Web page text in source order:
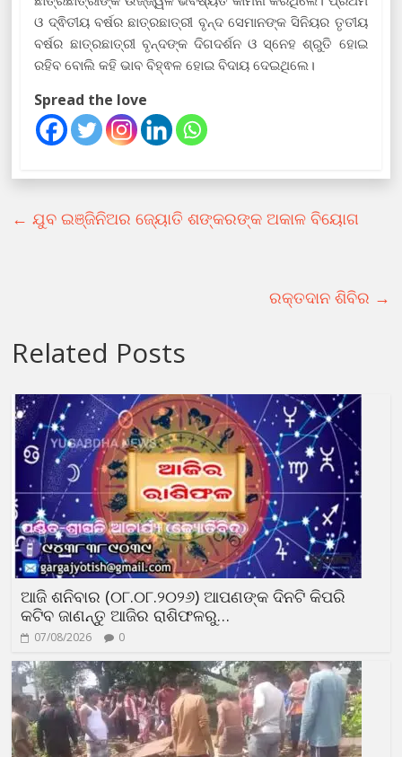
ଓ ଦ୍ଵିତୀୟ ବର୍ଷର ଛାତ୍ରଛାତ୍ରୀ ବୃନ୍ଦ ସେମାନଙ୍କ ସିନିୟର ତୃତୀୟ
ବର୍ଷର ଛାତ୍ରଛାତ୍ରୀ ବୃନ୍ଦଙ୍କ ଦିଗଦର୍ଶନ ଓ ସ୍ନେହ ଶ୍ରୁତି ହୋଇ
ରହିବ ବୋଲି କହି ଭାବ ବିହ୍ଵଳ ହୋଇ ବିଦାୟ ଦେଇଥିଲେ।
Spread the love
← ଯୁବ ଇଞ୍ଜିନିଅର ଜ୍ୟୋତି ଶଙ୍କରଙ୍କ ଅକାଳ ବିୟୋଗ
ରକ୍ତଦାନ ଶିବିର →
Related Posts
ଆଜି ଶନିବାର (୦୮.୦୮.୨୦୨୬) ଆପଣଙ୍କ ଦିନଟି କିପରି
କଟିବ ଜାଣନ୍ତୁ ଆଜିର ରାଶିଫଳରୁ…
07/08/2026 0